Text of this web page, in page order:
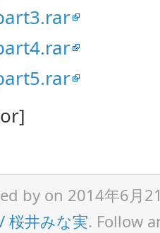
by on 2014年6月
桜井みな実. Follow